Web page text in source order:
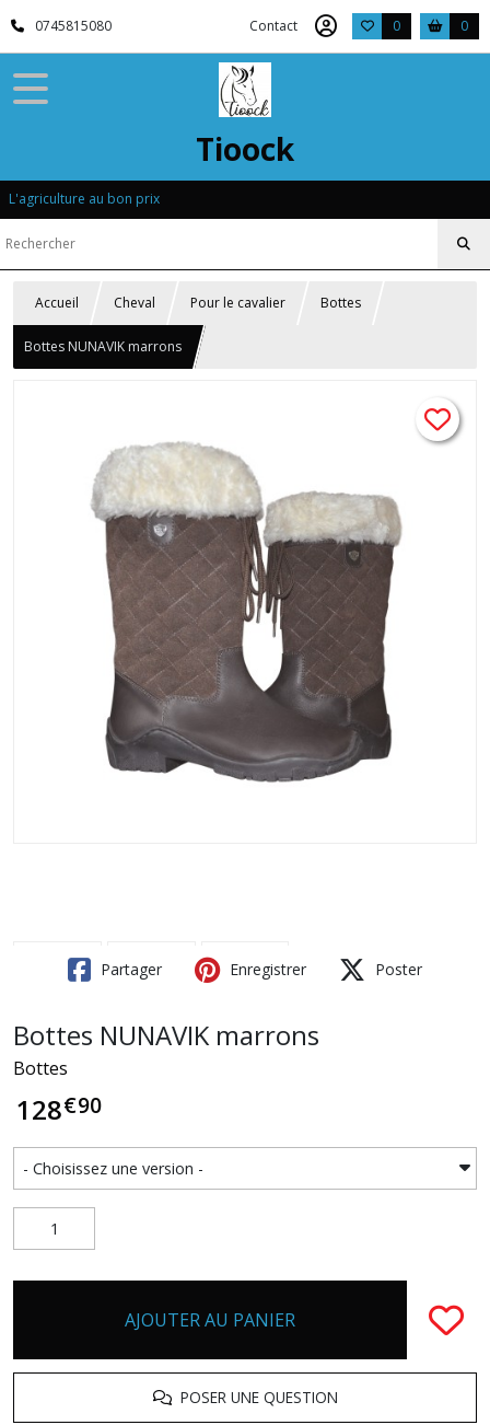
0745815080 Contact 0 0
Tioock
L'agriculture au bon prix
Accueil Cheval Pour le cavalier Bottes
Bottes NUNAVIK marrons
Partager Enregistrer Poster
Bottes NUNAVIK marrons
Bottes
128€90
AJOUTER AU PANIER
POSER UNE QUESTION